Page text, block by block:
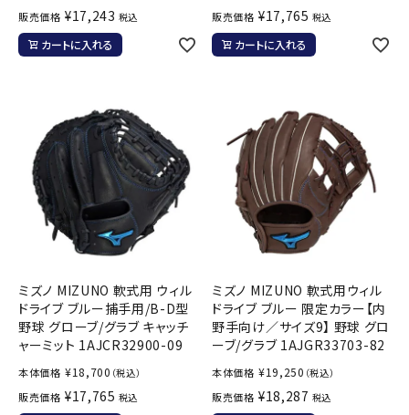
販売価格 ¥17,243 税込
カートに入れる
販売価格 ¥17,765 税込
カートに入れる
ミズノ MIZUNO 軟式用 ウィル
ドライブ ブルー捕手用/B-D型
野球 グローブ/グラブ キャッチ
ャーミット 1AJCR32900-09
本体価格 ¥18,700 （税込）
販売価格 ¥17,765 税込
ミズノ MIZUNO 軟式用ウィル
ドライブ ブルー 限定カラー【内
野手向け／サイズ9】 野球 グロ
ーブ/グラブ 1AJGR33703-82
本体価格 ¥19,250 （税込）
販売価格 ¥18,287 税込